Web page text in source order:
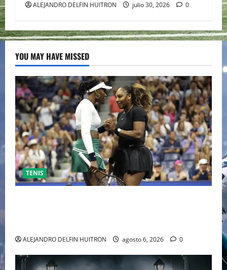
ALEJANDRO DELFIN HUITRON julio 30, 2026 0
YOU MAY HAVE MISSED
TENIS
ALEJANDRO DELFIN HUITRON agosto 6, 2026 0